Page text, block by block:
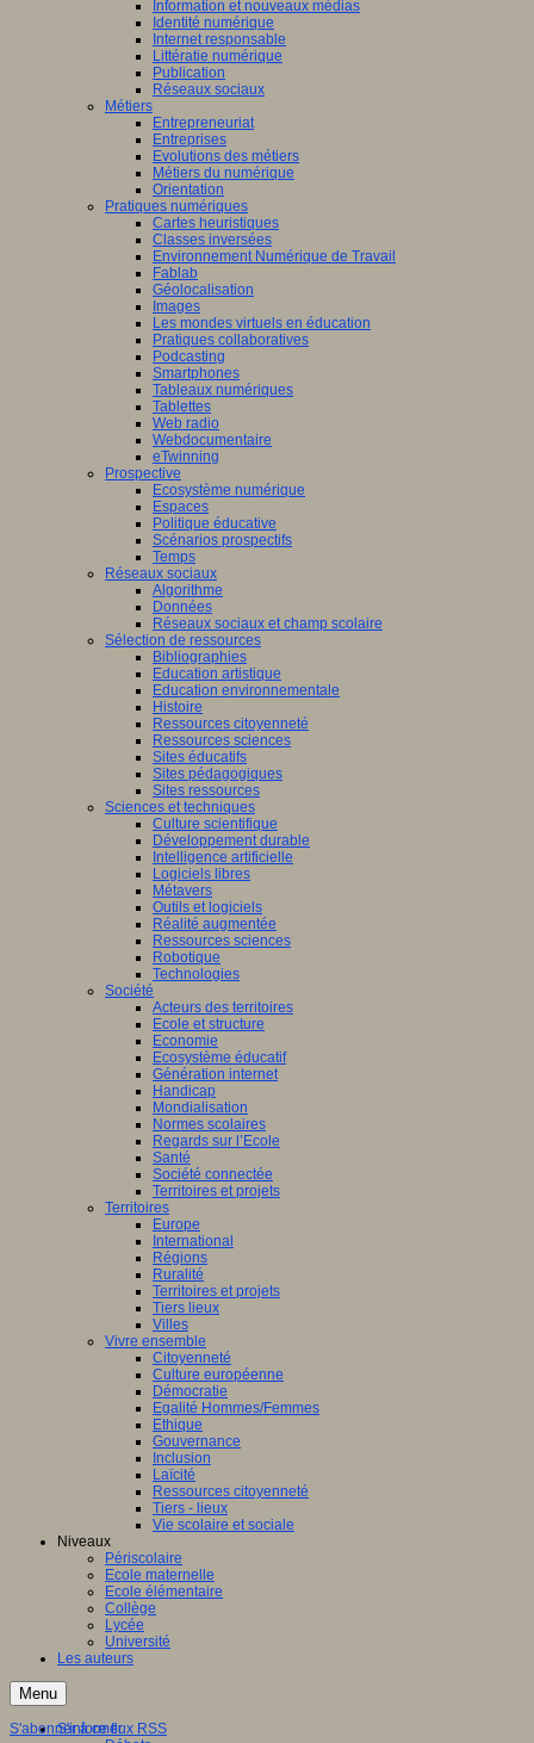
Information et nouveaux médias
Identité numérique
Internet responsable
Littératie numérique
Publication
Réseaux sociaux
Métiers
Entrepreneuriat
Entreprises
Evolutions des métiers
Métiers du numérique
Orientation
Pratiques numériques
Cartes heuristiques
Classes inversées
Environnement Numérique de Travail
Fablab
Géolocalisation
Images
Les mondes virtuels en éducation
Pratiques collaboratives
Podcasting
Smartphones
Tableaux numériques
Tablettes
Web radio
Webdocumentaire
eTwinning
Prospective
Ecosystème numérique
Espaces
Politique éducative
Scénarios prospectifs
Temps
Réseaux sociaux
Algorithme
Données
Réseaux sociaux et champ scolaire
Sélection de ressources
Bibliographies
Education artistique
Education environnementale
Histoire
Ressources citoyenneté
Ressources sciences
Sites éducatifs
Sites pédagogiques
Sites ressources
Sciences et techniques
Culture scientifique
Développement durable
Intelligence artificielle
Logiciels libres
Métavers
Outils et logiciels
Réalité augmentée
Ressources sciences
Robotique
Technologies
Société
Acteurs des territoires
Ecole et structure
Economie
Ecosystème éducatif
Génération internet
Handicap
Mondialisation
Normes scolaires
Regards sur l’Ecole
Santé
Société connectée
Territoires et projets
Territoires
Europe
International
Régions
Ruralité
Territoires et projets
Tiers lieux
Villes
Vivre ensemble
Citoyenneté
Culture européenne
Démocratie
Egalité Hommes/Femmes
Ethique
Gouvernance
Inclusion
Laïcité
Ressources citoyenneté
Tiers - lieux
Vie scolaire et sociale
Niveaux
Périscolaire
Ecole maternelle
Ecole élémentaire
Collège
Lycée
Université
Les auteurs
Menu
S'informer
S'abonner à ce flux RSS